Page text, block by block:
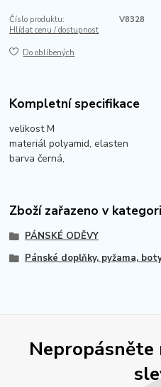
Číslo produktu:
V8328
Hlídat cenu / dostupnost
Do oblíbených
Kompletní specifikace
velikost M
materiál polyamid, elasten
barva černá,
Zboží zařazeno v
PÁNSKÉ ODĚVY
Pánské doplňky, pyžama,
Nepropásněte